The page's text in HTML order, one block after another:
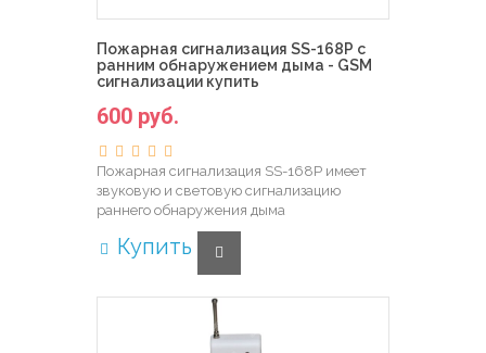
Пожарная сигнализация SS-168P с
ранним обнаружением дыма - GSM
сигнализации купить
600 руб.
Пожарная сигнализация SS-168P имеет
звуковую и световую сигнализацию
раннего обнаружения дыма
Купить